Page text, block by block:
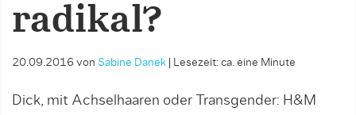
radikal?
20.09.2016 von Sabine Danek Lesezeit: ca. eine Minute
Dick, mit Achselhaaren oder Transgender: H&M